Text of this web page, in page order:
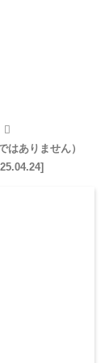
はありません）